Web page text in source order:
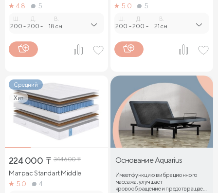
4.8
5
Ш.
200 -
Д.
200 -
В.
18 см.
5.0
5
Ш.
200 -
Д.
200 -
В.
21 см.
Средний
Хит
224 000 ₸ 344 600₸
Матрас Standart Middle
5.0
4
Основание Aquarius
Имеет функцию вибрационного
массажа, улучшает
кровообращение и предотвращает